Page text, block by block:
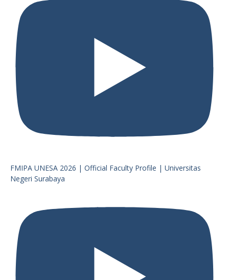
FMIPA UNESA 2026 | Official Faculty Profile | Universitas
Negeri Surabaya